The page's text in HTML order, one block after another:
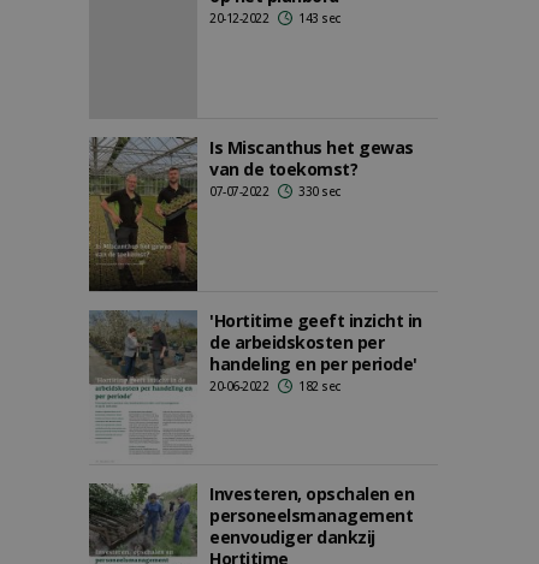
20-12-2022 143 sec
Is Miscanthus het gewas
van de toekomst?
07-07-2022 330 sec
'Hortitime geeft inzicht in
de arbeidskosten per
handeling en per periode'
20-06-2022 182 sec
Investeren, opschalen en
personeelsmanagement
eenvoudiger dankzij
Hortitime